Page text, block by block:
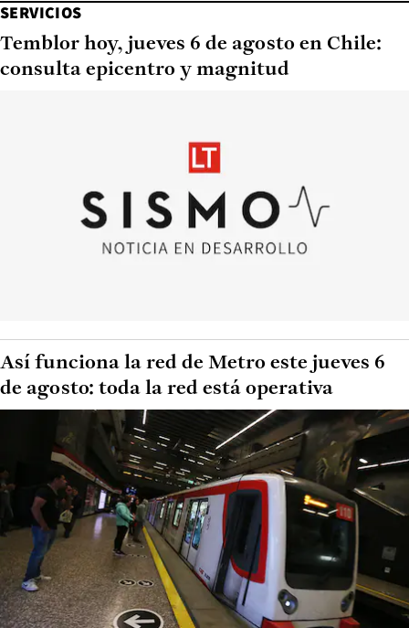
SERVICIOS
Temblor hoy, jueves 6 de agosto en Chile:
consulta epicentro y magnitud
Así funciona la red de Metro este jueves 6
de agosto: toda la red está operativa